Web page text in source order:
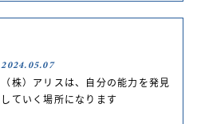
2024.05.07
（株）アリスは、自分の能力を発見
していく場所になります